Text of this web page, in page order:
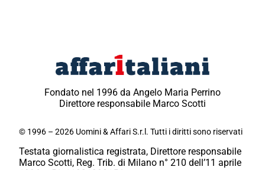
Fondato nel 1996 da Angelo Maria Perrino
Direttore responsabile Marco Scotti
© 1996 – 2026 Uomini & Affari S.r.l. Tutti i diritti sono riservati
Testata giornalistica registrata, Direttore responsabile
Marco Scotti, Reg. Trib. di Milano n° 210 dell’11 aprile